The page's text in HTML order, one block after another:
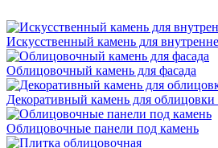
Искусственный камень для
Облицовочный камень для фасада
Декоративный камень для облицовки
Облицовочные панели под камень